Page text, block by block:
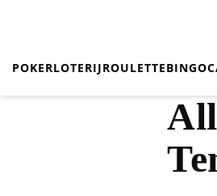
POKERLOTERIJROULETTEBINGO